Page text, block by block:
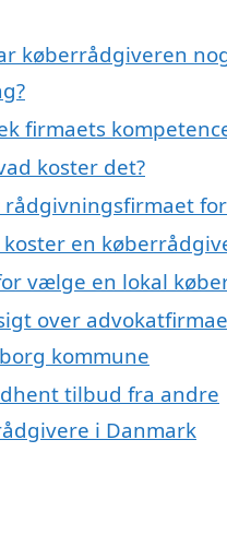
køberrådgiveren
firmaets
koster det?
rådgivningsfirmaet
koster en
vælge en lokal
over
kommune
tilbud fra andre
i Danmark